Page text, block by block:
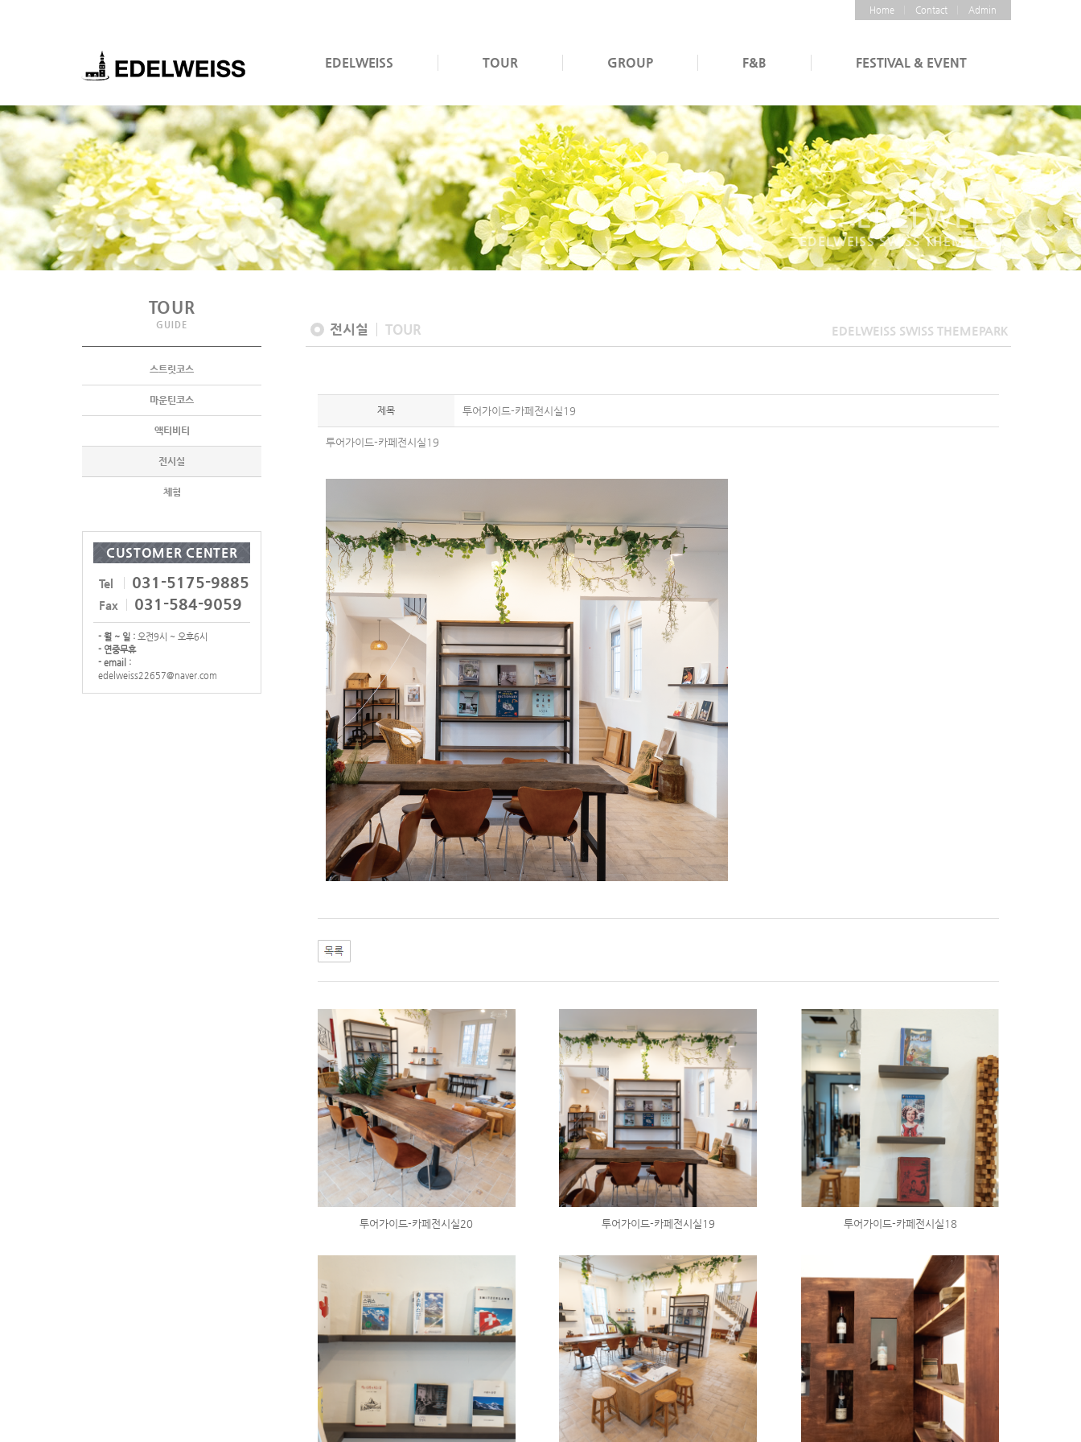
Home Contact Admin
EDELWEISS TOUR GROUP F&B FESTIVAL & EVENT
EDELWEISS
EDELWEISS SWISS THEMEPARK
TOUR
GUIDE
스트릿코스
마운틴코스
액티비티
전시실
체험
CUSTOMER CENTER
Tel 031-5175-9885
Fax 031-584-9059
- 월 ~ 일 : 오전9시 ~ 오후6시
- 연중무휴
- email :
edelweiss22657@naver.com
전시실 TOUR EDELWEISS SWISS THEMEPARK
제목 투어가이드-카페전시실19
투어가이드-카페전시실19
투어가이드-카페전시실20 투어가이드-카페전시실19 투어가이드-카페전시실18